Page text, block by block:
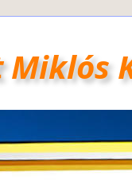
Miklós